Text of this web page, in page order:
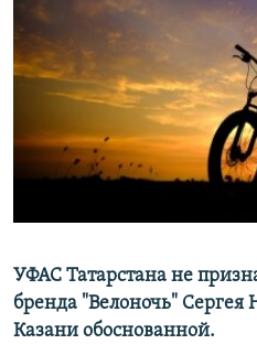
СИБИРЬ.РЕАЛИИ
РАСПИСАНИЕ ВЕЩАНИЯ
ПОДПИШИТЕСЬ НА
СОЦИАЛЬНЫЕ СЕТИ
Все сайты РСЕ/РС
УФАС Татарстана не
бренда "Велоночь"
Казани обоснованной.